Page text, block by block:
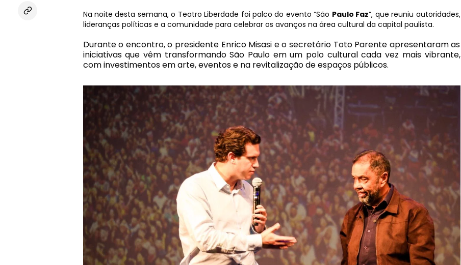
Na noite desta semana, o Teatro Liberdade foi palco do evento “São Paulo Faz”, que reuniu autoridades,
lideranças políticas e a comunidade para celebrar os avanços na área cultural da capital paulista.
Durante o encontro, o presidente Enrico Misasi e o secretário Toto Parente apresentaram as
iniciativas que vêm transformando São Paulo em um polo cultural cada vez mais vibrante,
com investimentos em arte, eventos e na revitalização de espaços públicos.